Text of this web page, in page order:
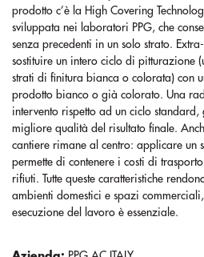
prodotto c’è la High Covering
sviluppata nei laboratori PPG, che
senza precedenti in un solo strato.
sostituire un intero ciclo di pitturazione
strati di finitura bianca o colorata) con
prodotto bianco o già colorato. Una
intervento rispetto ad un ciclo standard,
migliore qualità del risultato finale.
cantiere rimane al centro: applicare un
permette di contenere i costi di
rifiuti. Tutte queste caratteristiche
ambienti domestici e spazi
esecuzione del lavoro è essenziale.